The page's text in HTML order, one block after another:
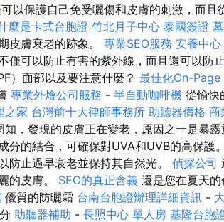
以保護自己免受曬傷和皮膚的刺激，而且
麼是卡式台胞證 竹北月子中心 泰國簽證
皮膚衰老的跡象。 專業SEO服務 安養中心
僅可以防止有害的紫外線，而且還可以防
）面部以及要注意什麼？ 最佳化On-Page
專業外燴公司服務 - 半自動咖啡機 從愉快
之家 台灣前十大律師事務所 助聽器價格 商
知，發現的皮膚正在變老，原因之一是暴
分的結合，可確保對UVA和UVB的高保護。
防止過早衰老並保持其自然光。 偵探公司
的皮膚。 SEO的真正含義 還是您在夏天
優質的防曬霜 台南台胞證辦理詳細資訊 -
助聽器補助 - 長照中心 單人房 基隆台胞